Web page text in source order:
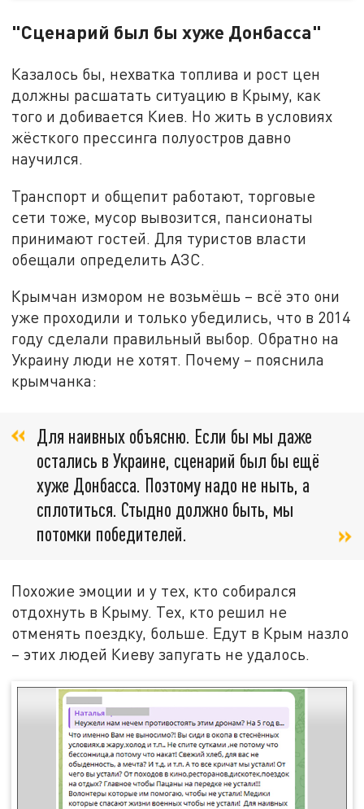
"Сценарий был бы хуже Донбасса"
Казалось бы, нехватка топлива и рост цен
должны расшатать ситуацию в Крыму, как
того и добивается Киев. Но жить в условиях
жёсткого прессинга полуостров давно
научился.
Транспорт и общепит работают, торговые
сети тоже, мусор вывозится, пансионаты
принимают гостей. Для туристов власти
обещали определить АЗС.
Крымчан измором не возьмёшь – всё это они
уже проходили и только убедились, что в 2014
году сделали правильный выбор. Обратно на
Украину люди не хотят. Почему – пояснила
крымчанка:
Для наивных объясню. Если бы мы даже
остались в Украине, сценарий был бы ещё
хуже Донбасса. Поэтому надо не ныть, а
сплотиться. Стыдно должно быть, мы
потомки победителей.
Похожие эмоции и у тех, кто собирался
отдохнуть в Крыму. Тех, кто решил не
отменять поездку, больше. Едут в Крым назло
– этих людей Киеву запугать не удалось.